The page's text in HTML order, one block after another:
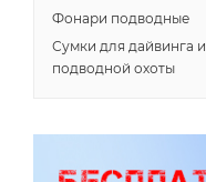
Фонари подводные
Сумки для дайвинга и
подводной охоты